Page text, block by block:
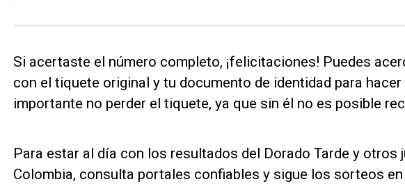
Si acertaste el número completo, ¡felicitaciones! Puedes
con el tiquete original y tu documento de identidad para
importante no perder el tiquete, ya que sin él no es posible
Para estar al día con los resultados del Dorado Tarde y otros
Colombia, consulta portales confiables y sigue los sorteos